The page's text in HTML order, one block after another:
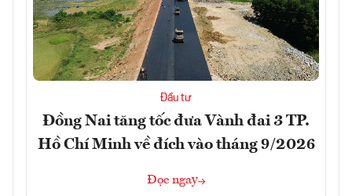
Đầu tư
Đồng Nai tăng tốc đưa Vành đai 3 TP.
Hồ Chí Minh về đích vào tháng 9/2026
Đọc ngay